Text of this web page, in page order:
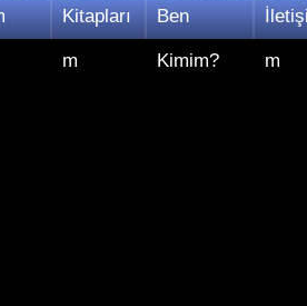
Kitapları
m
Ben
Kimim? m